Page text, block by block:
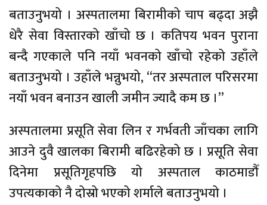
बताउनुभयो । अस्पतालमा बिरामीको चाप बढ्दा अझै
धेरै सेवा विस्तारको खाँचो छ । कतिपय भवन पुराना
बन्दै गएकाले पनि नयाँ भवनको खाँचो रहेको उहाँले
बताउनुभयो । उहाँले भन्नुभयो, “तर अस्पताल परिसरमा
नयाँ भवन बनाउन खाली जमीन ज्यादै कम छ ।”
अस्पतालमा प्रसूति सेवा लिन र गर्भवती जाँचका लागि
आउने दुवै खालका बिरामी बढिरहेको छ । प्रसूति सेवा
दिनेमा प्रसूतिगृहपछि यो अस्पताल काठमाडौँ
उपत्यकाको नै दोस्रो भएको शर्माले बताउनुभयो ।